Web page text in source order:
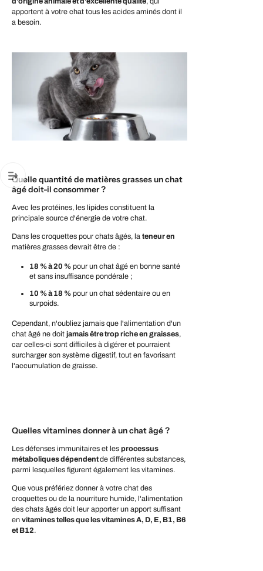
apportent à votre chat tous les acides aminés dont il
a besoin.
Quelle quantité de matières grasses un chat
âgé doit-il consommer ?
Avec les protéines, les lipides constituent la
principale source d'énergie de votre chat.
Dans les croquettes pour chats âgés, la teneur en
matières grasses devrait être de :
18 % à 20 % pour un chat âgé en bonne santé
et sans insuffisance pondérale ;
10 % à 18 % pour un chat sédentaire ou en
surpoids.
Cependant, n'oubliez jamais que l'alimentation d'un
chat âgé ne doit jamais être trop riche en graisses,
car celles-ci sont difficiles à digérer et pourraient
surcharger son système digestif, tout en favorisant
l'accumulation de graisse.
Quelles vitamines donner à un chat âgé ?
Les défenses immunitaires et les processus
métaboliques dépendentde différentes substances,
parmi lesquelles figurent également les vitamines.
Que vous préfériez donner à votre chat des
croquettes ou de la nourriture humide, l'alimentation
des chats âgés doit leur apporter un apport suffisant
en vitamines telles que les vitamines A, D, E, B1, B6
et B12.